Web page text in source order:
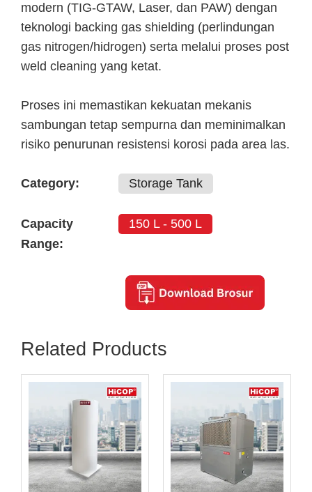
modern (TIG-GTAW, Laser, dan PAW) dengan
teknologi backing gas shielding (perlindungan
gas nitrogen/hidrogen) serta melalui proses post
weld cleaning yang ketat.
Proses ini memastikan kekuatan mekanis
sambungan tetap sempurna dan meminimalkan
risiko penurunan resistensi korosi pada area las.
Category: Storage Tank
Capacity
Range:
150 L - 500 L
Related Products